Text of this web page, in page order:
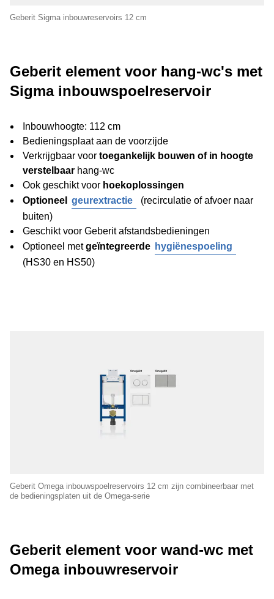
Geberit Sigma inbouwreservoirs 12 cm
Geberit element voor hang-wc's met
Sigma inbouwspoelreservoir
Inbouwhoogte: 112 cm
Bedieningsplaat aan de voorzijde
Verkrijgbaar voor toegankelijk bouwen of in hoogte
verstelbaar hang-wc
Ook geschikt voor hoekoplossingen
Optioneel
geurextractie
(recirculatie of afvoer naar
buiten)
Geschikt voor Geberit afstandsbedieningen
Optioneel metgeïntegreerde hygiënespoeling
(HS30 en HS50)
Geberit Omega inbouwspoelreservoirs 12 cm zijn combineerbaar met
de bedieningsplaten uit de Omega-serie
Geberit element voor wand-wc met
Omega inbouwreservoir